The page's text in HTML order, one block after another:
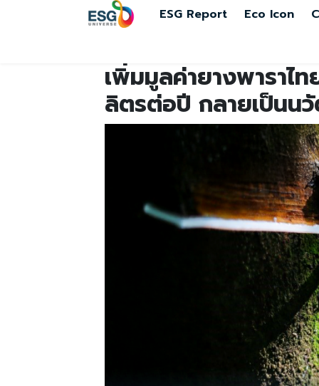
ESG Report Eco Icon
เพิ่มมูลค่ายางพาราไ
ลิตรต่อปี กลายเป็นน